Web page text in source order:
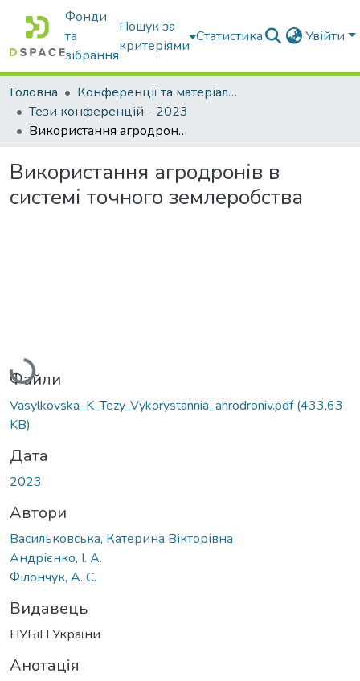
Фонди
та
зібрання
Пошук за
критеріями
Статистика Увійти
Головна
Конференції та матеріали конференцій
Тези конференцій - 2023
Використання агродронів в системі точного землеробства
Використання агродронів в
системі точного землеробства
Вантажиться...
Файли
Vasylkovska_K_Tezy_Vykorystannia_ahrodroniv.pdf(433,63
KB)
Дата
2023
Автори
Васильковська, Катерина Вікторівна
Андрієнко, І. А.
Філончук, А. С.
Видавець
НУБіП України
Анотація